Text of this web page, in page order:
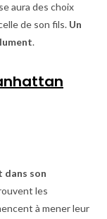
aura des choix
de son fils. Un
.
dans son
les
à mener leur